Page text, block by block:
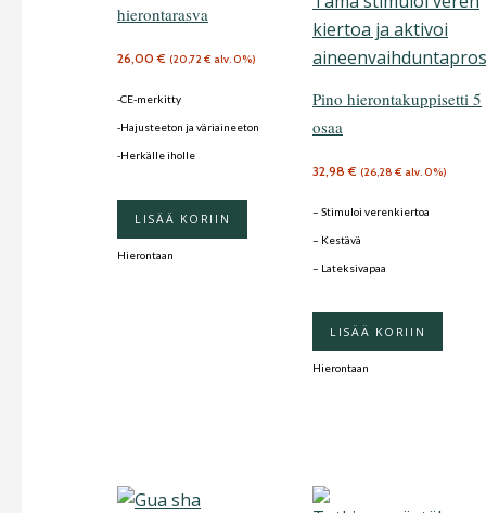
hierontarasva
26,00€ (20,72€ alv. 0%)
-CE-merkitty
-Hajusteeton ja väriaineeton
-Herkälle iholle
LISÄÄ KORIIN
Hierontaan
Pino hierontakuppisetti 5
osaa
32,98€ (26,28 € alv. 0%)
– Stimuloi verenkiertoa
– Kestävä
– Lateksivapaa
LISÄÄ KORIIN
Hierontaan